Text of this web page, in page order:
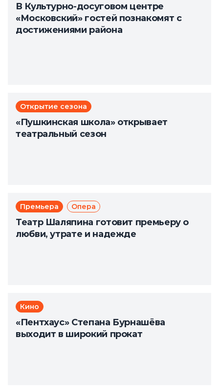
В Культурно-досуговом центре
«Московский» гостей познакомят с
достижениями района
Открытие сезона
«Пушкинская школа» открывает
театральный сезон
Премьера Опера
Театр Шаляпина готовит премьеру о
любви, утрате и надежде
Кино
«Пентхаус» Степана Бурнашёва
выходит в широкий прокат